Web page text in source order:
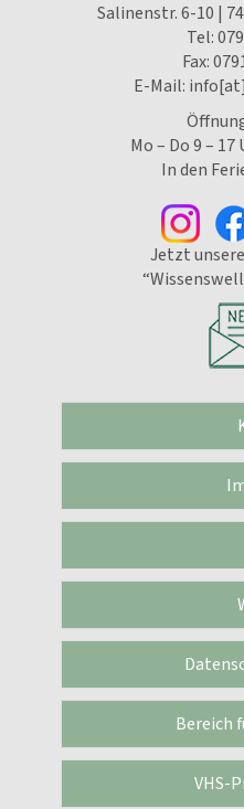
Salinenstr. 6-10 |
Tel:
Fax:
E-Mail:
Mo – Do 9 – 17
In den
Jetzt
Bereich
VHS-